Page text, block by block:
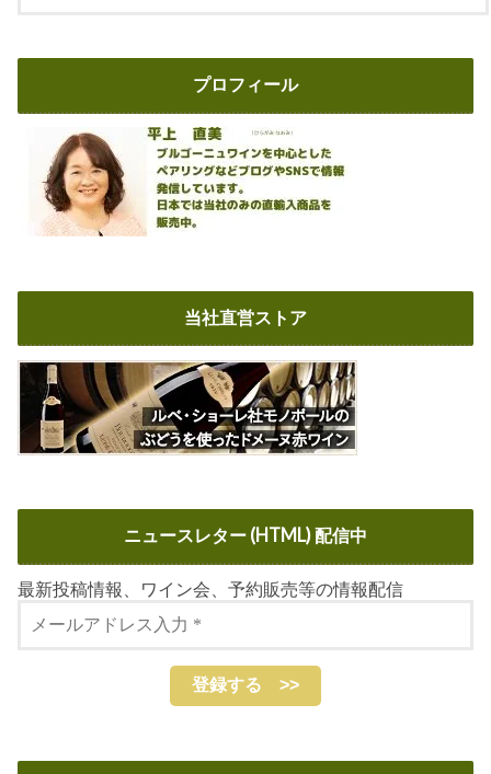
プロフィール
当社直営ストア
ニュースレター (HTML) 配信中
最新投稿情報、ワイン会、予約販売等の情報配信